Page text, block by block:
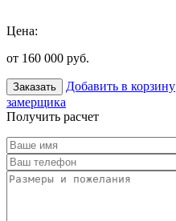
Цена:
от 160 000 руб.
Заказать Добавить в корзину
замерщика
Получить расчет